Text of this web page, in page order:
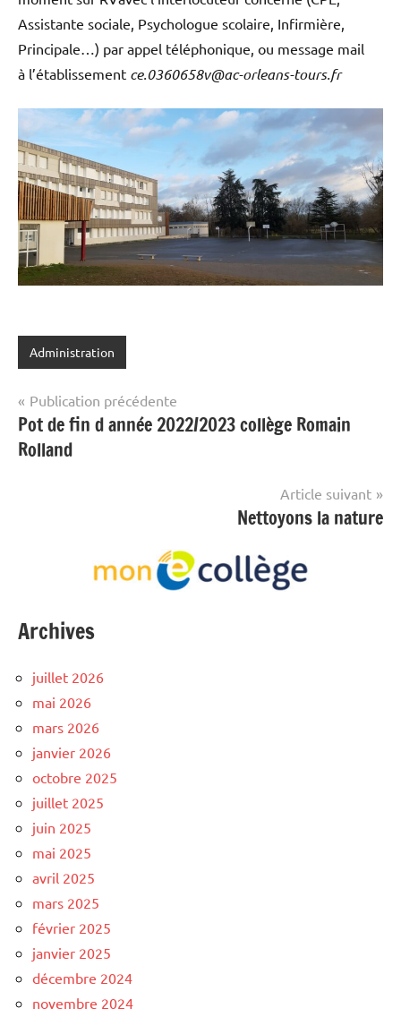
Assistante sociale, Psychologue scolaire, Infirmière,
Principale…) par appel téléphonique, ou message mail
à l’établissement ce.0360658v@ac-orleans-tours.fr
Administration
Navigation
de
l’article
Publication précédente
Pot de fin d année 2022/2023 collège Romain
Rolland
Article suivant
Nettoyons la nature
Archives
juillet 2026
mai 2026
mars 2026
janvier 2026
octobre 2025
juillet 2025
juin 2025
mai 2025
avril 2025
mars 2025
février 2025
janvier 2025
décembre 2024
novembre 2024